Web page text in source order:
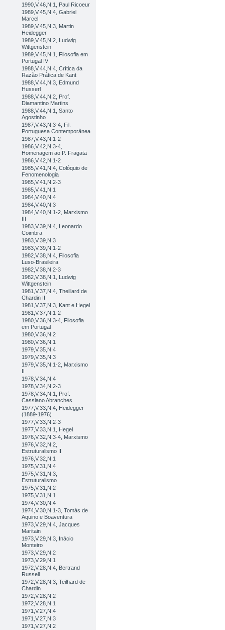
1990,V.46,N.1, Paul Ricoeur
1989,V.45,N.4, Gabriel
Marcel
1989,V.45,N.3, Martin
Heidegger
1989,V.45,N.2, Ludwig
Wittgenstein
1989,V.45,N.1, Filosofia em
Portugal IV
1988,V.44,N.4, Crítica da
Razão Prática de Kant
1988,V.44,N.3, Edmund
Husserl
1988,V.44,N.2, Prof.
Diamantino Martins
1988,V.44,N.1, Santo
Agostinho
1987,V.43,N.3-4, Fil.
Portuguesa Contemporânea
1987,V.43,N.1-2
1986,V.42,N.3-4,
Homenagem ao P. Fragata
1986,V.42,N.1-2
1985,V.41,N.4, Colóquio de
Fenomenologia
1985,V.41,N.2-3
1985,V.41,N.1
1984,V.40,N.4
1984,V.40,N.3
1984,V.40,N.1-2, Marxismo
III
1983,V.39,N.4, Leonardo
Coimbra
1983,V.39,N.3
1983,V.39,N.1-2
1982,V.38,N.4, Filosofia
Luso-Brasileira
1982,V.38,N.2-3
1982,V.38,N.1, Ludwig
Wittgenstein
1981,V.37,N.4, Theillard de
Chardin II
1981,V.37,N.3, Kant e Hegel
1981,V.37,N.1-2
1980,V.36,N.3-4, Filosofia
em Portugal
1980,V.36,N.2
1980,V.36,N.1
1979,V.35,N.4
1979,V.35,N.3
1979,V.35,N.1-2, Marxismo
II
1978,V.34,N.4
1978,V.34,N.2-3
1978,V.34,N.1, Prof.
Cassiano Abranches
1977,V.33,N.4, Heidegger
(1889-1976)
1977,V.33,N.2-3
1977,V.33,N.1, Hegel
1976,V.32,N.3-4, Marxismo
1976,V.32,N.2,
Estruturalismo II
1976,V.32,N.1
1975,V.31,N.4
1975,V.31,N.3,
Estruturalismo
1975,V.31,N.2
1975,V.31,N.1
1974,V.30,N.4
1974,V.30,N.1-3, Tomás de
Aquino e Boaventura
1973,V.29,N.4, Jacques
Maritain
1973,V.29,N.3, Inácio
Monteiro
1973,V.29,N.2
1973,V.29,N.1
1972,V.28,N.4, Bertrand
Russell
1972,V.28,N.3, Teilhard de
Chardin
1972,V.28,N.2
1972,V.28,N.1
1971,V.27,N.4
1971,V.27,N.3
1971,V.27,N.2